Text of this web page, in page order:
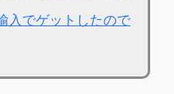
入でゲットしたので